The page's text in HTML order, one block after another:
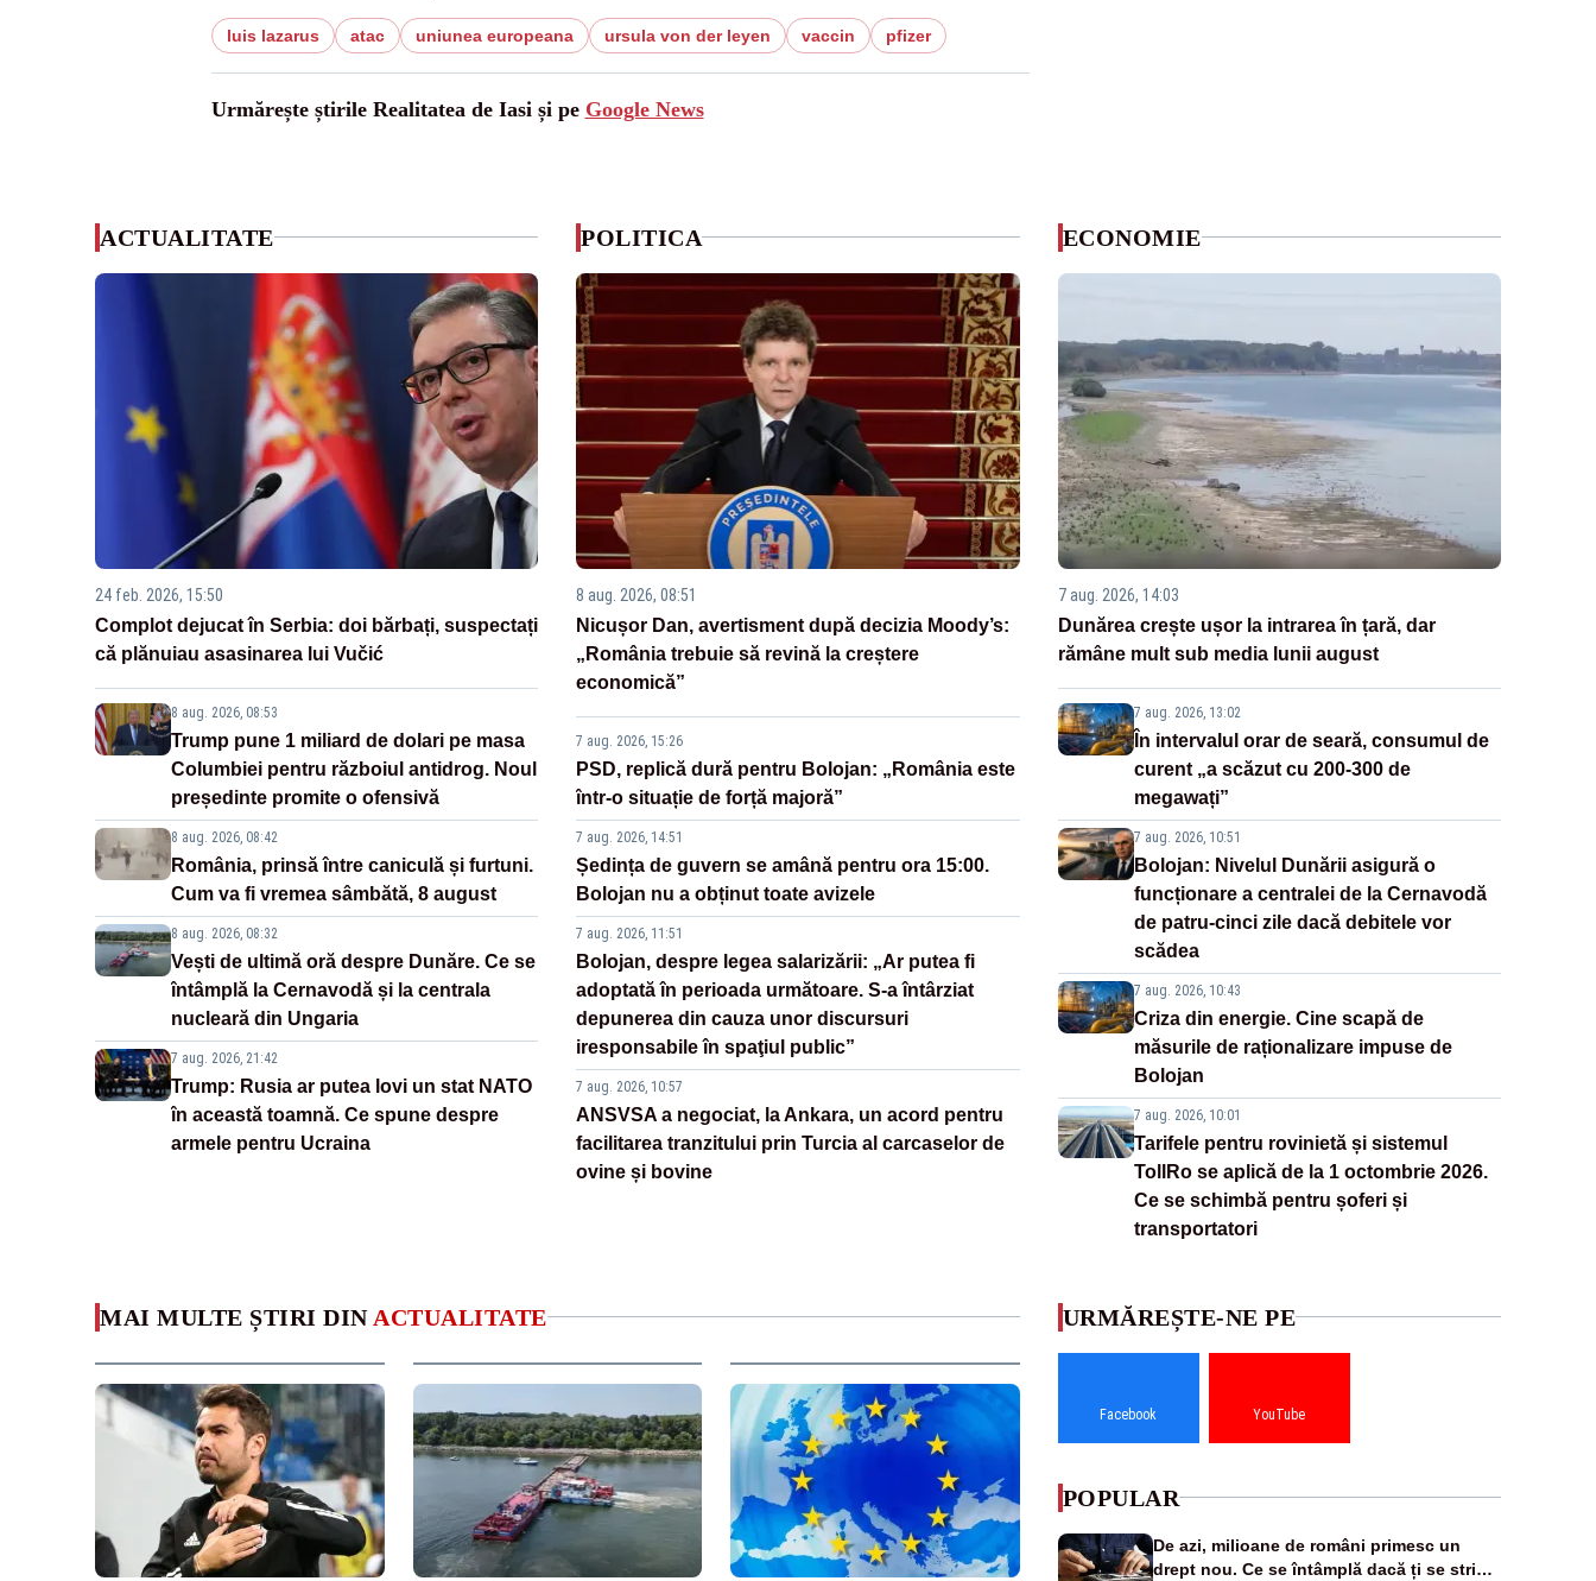
luis lazarus atac uniunea europeana ursula von der leyen vaccin pfizer
Urmărește știrile Realitatea de Iasi și pe Google News
ACTUALITATE
24 feb. 2026, 15:50
Complot dejucat în Serbia: doi bărbați, suspectați
că plănuiau asasinarea lui Vučić
8 aug. 2026, 08:53
Trump pune 1 miliard de dolari pe masa
Columbiei pentru războiul antidrog. Noul
președinte promite o ofensivă
8 aug. 2026, 08:42
România, prinsă între caniculă și furtuni.
Cum va fi vremea sâmbătă, 8 august
8 aug. 2026, 08:32
Vești de ultimă oră despre Dunăre. Ce se
întâmplă la Cernavodă și la centrala
nucleară din Ungaria
7 aug. 2026, 21:42
Trump: Rusia ar putea lovi un stat NATO
în această toamnă. Ce spune despre
armele pentru Ucraina
POLITICA
8 aug. 2026, 08:51
Nicușor Dan, avertisment după decizia Moody’s:
„România trebuie să revină la creștere
economică”
7 aug. 2026, 15:26
PSD, replică dură pentru Bolojan: „România este
într-o situație de forță majoră”
7 aug. 2026, 14:51
Ședința de guvern se amână pentru ora 15:00.
Bolojan nu a obținut toate avizele
7 aug. 2026, 11:51
Bolojan, despre legea salarizării: „Ar putea fi
adoptată în perioada următoare. S-a întârziat
depunerea din cauza unor discursuri
iresponsabile în spaţiul public”
7 aug. 2026, 10:57
ANSVSA a negociat, la Ankara, un acord pentru
facilitarea tranzitului prin Turcia al carcaselor de
ovine și bovine
ECONOMIE
7 aug. 2026, 14:03
Dunărea crește ușor la intrarea în țară, dar
rămâne mult sub media lunii august
7 aug. 2026, 13:02
În intervalul orar de seară, consumul de
curent „a scăzut cu 200-300 de
megawați”
7 aug. 2026, 10:51
Bolojan: Nivelul Dunării asigură o
funcționare a centralei de la Cernavodă
de patru-cinci zile dacă debitele vor
scădea
7 aug. 2026, 10:43
Criza din energie. Cine scapă de
măsurile de raționalizare impuse de
Bolojan
7 aug. 2026, 10:01
Tarifele pentru rovinietă și sistemul
TollRo se aplică de la 1 octombrie 2026.
Ce se schimbă pentru șoferi și
transportatori
MAI MULTE ȘTIRI DIN ACTUALITATE URMĂREȘTE-NE PE
Facebook YouTube
POPULAR
De azi, milioane de români primesc un
drept nou. Ce se întâmplă dacă ți se strică